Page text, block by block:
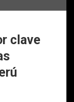
clave